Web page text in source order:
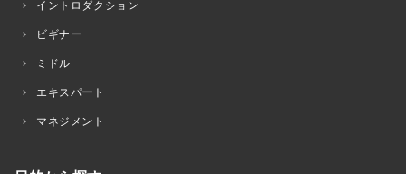
イントロダクション
ビギナー
ミドル
エキスパート
マネジメント